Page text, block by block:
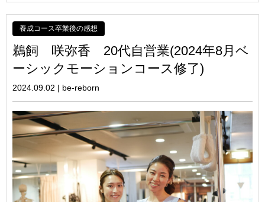
養成コース卒業後の感想
鵜飼 咲弥香 20代自営業(2024年8月ベ
ーシックモーションコース修了)
2024.09.02 | be-reborn